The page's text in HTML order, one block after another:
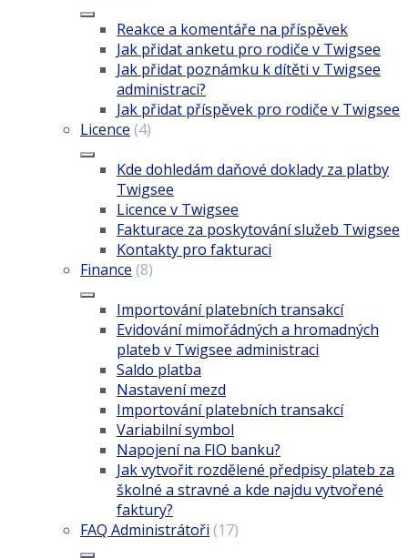
Reakce a komentáře na příspěvek
Jak přidat anketu pro rodiče v Twigsee
Jak přidat poznámku k dítěti v Twigsee
administraci?
Jak přidat příspěvek pro rodiče v Twigsee
Licence (4)
Kde dohledám daňové doklady za platby
Twigsee
Licence v Twigsee
Fakturace za poskytování služeb Twigsee
Kontakty pro fakturaci
Finance (8)
Importování platebních transakcí
Evidování mimořádných a hromadných
plateb v Twigsee administraci
Saldo platba
Nastavení mezd
Importování platebních transakcí
Variabilní symbol
Napojení na FIO banku?
Jak vytvořit rozdělené předpisy plateb za
školné a stravné a kde najdu vytvořené
faktury?
FAQ Administrátoři (17)